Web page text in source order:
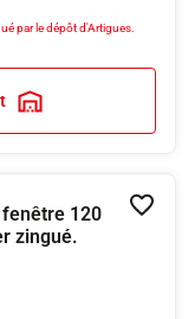
par le dépôt d'Artigues.
120
zingué.